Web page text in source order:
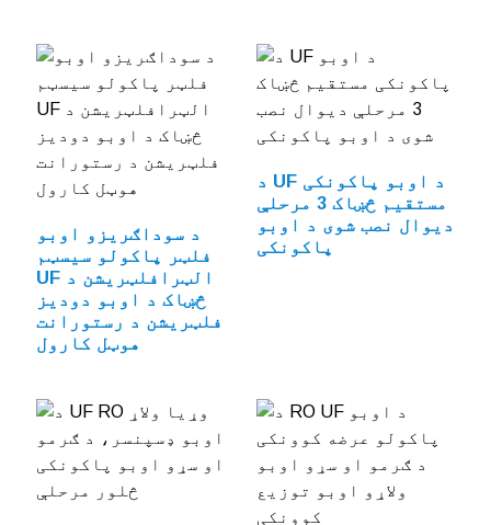
د سوداګریزو اوبو
فلټر پاکولو سیسټم
UF الټرافلټریشن د
څښاک د اوبو دودیز
فلټریشن د رستورانت
هوټل کارول
د UF د اوبو پاکونکی
مستقیم څښاک 3 مرحلې
دیوال نصب شوی د اوبو
پاکونکی